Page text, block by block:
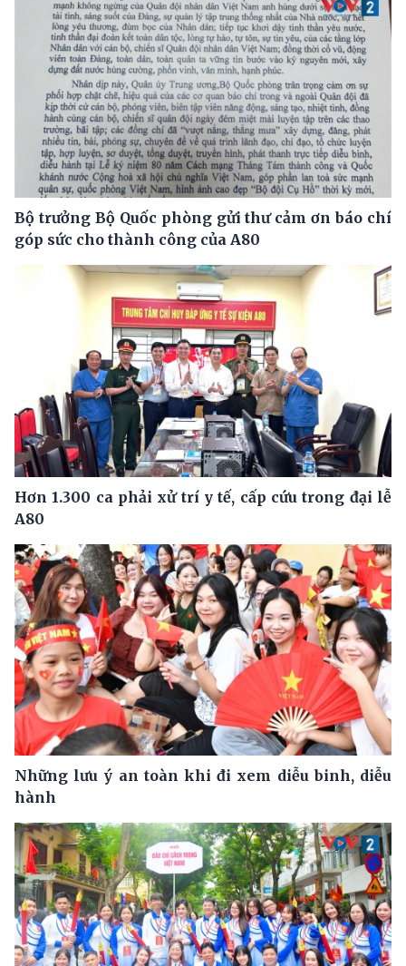
Bộ trưởng Bộ Quốc phòng gửi thư cảm ơn báo chí
góp sức cho thành công của A80
Hơn 1.300 ca phải xử trí y tế, cấp cứu trong đại lễ
A80
Những lưu ý an toàn khi đi xem diễu binh, diễu
hành